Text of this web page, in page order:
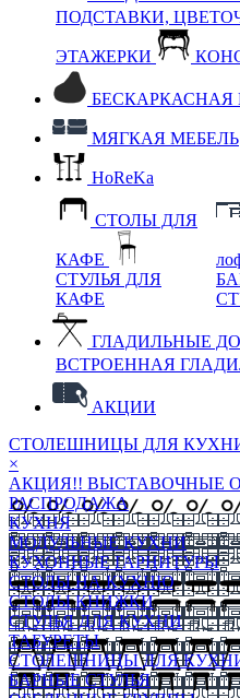
ПОДСТАВКИ,
ЭТАЖЕРКИ
БЕСКАРКАСНАЯ
МЯГКАЯ МЕБЕЛЬ
HoReKa
СТОЛЫ ДЛЯ
КАФЕ
СТУЛЬЯ ДЛЯ
КАФЕ
ГЛАДИЛЬНЫЕ
ВСТРОЕННАЯ
АКЦИИ
СТОЛЕШНИЦЫ ДЛЯ
×
АКЦИЯ!! ВЫСТАВОЧНЫЕ
РАСПРОДАЖА
КУХНЯ
МОДУЛЬНЫЕ КУХНИ
КУХОННЫЕ ГАРНИТУРЫ
СТОЛЫ НА КУХНЮ
СТОЛЫ КНИЖКИ
СТУЛЬЯ ДЛЯ КУХНИ
ТАБУРЕТЫ
СТОЛЕШНИЦЫ ДЛЯ
БАРНЫЕ СТУЛЬЯ